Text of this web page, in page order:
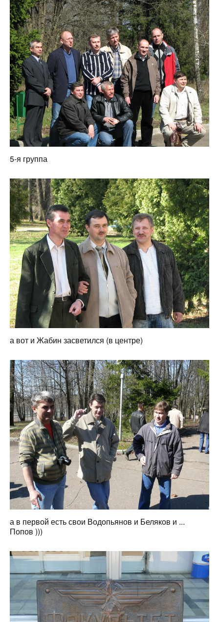
5-я группа
а вот и Жабин засветился (в центре)
а в первой есть свои Водопьянов и Беляков и ...
Попов )))